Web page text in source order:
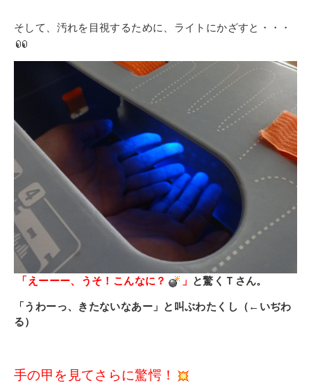
そして、汚れを目視するために、ライトにかざすと・・・
「えーーー、うそ！こんなに？ 」 と驚くＴさん。
「うわーっ、きたないなあー」と叫ぶわたくし（←いぢわ
る）
手の甲を見てさらに驚愕！